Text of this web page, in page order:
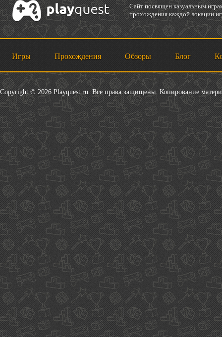
Cайт посвящен казуальным
прохождения каждой локации
Игры Прохождения Обзоры Блог
Copyright © 2026 Playquest.ru. Все права защищены. Копирование